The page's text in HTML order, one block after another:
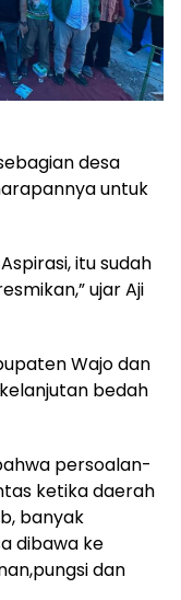
desa
untuk
itu sudah
ujar Aji
Wajo dan
bedah
persoalan-
ketika daerah
banyak
dibawa ke
dan